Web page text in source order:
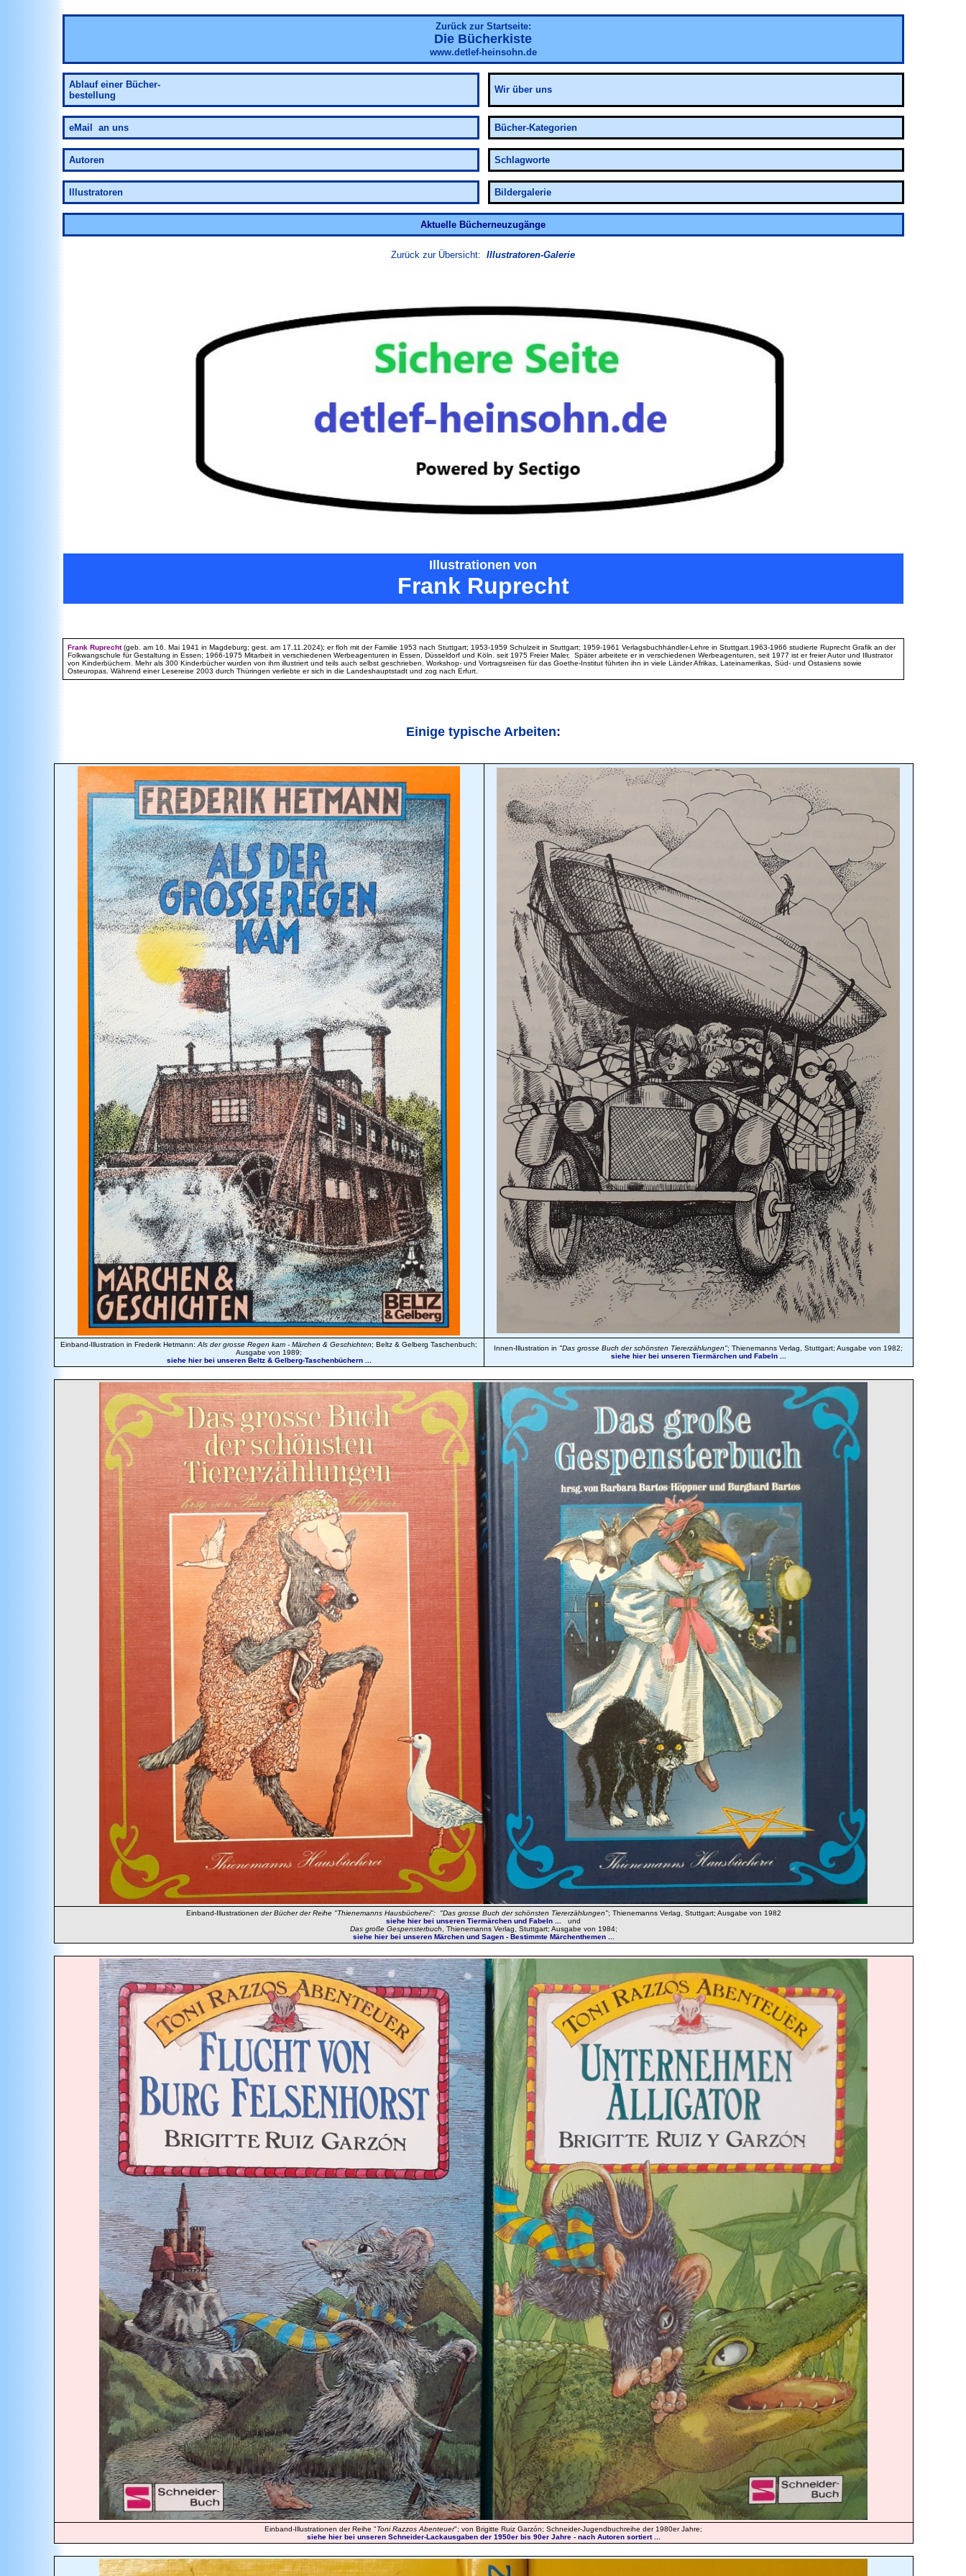
Zurück zur Startseite:
Die Bücherkiste
www.detlef-heinsohn.de
Ablauf einer Bücher-
bestellung
Wir über uns
eMail an uns Bücher-Kategorien
Autoren Schlagworte
Illustratoren Bildergalerie
Aktuelle Bücherneuzugänge
Zurück zur Übersicht: Illustratoren-Galerie
Illustrationen von
Frank Ruprecht
Frank Ruprecht(geb. am 16. Mai 1941 in Magdeburg; gest. am 17.11.2024); er floh mit der Familie 1953 nach Stuttgart; 1953-1959 Schulzeit in Stuttgart; 1959-1961 Verlagsbuchhändler-Lehre in Stuttgart.1963-1966 studierte Ruprecht Grafik an der
Folkwangschule für Gestaltung in Essen; 1966-1975 Mitarbeit in verschiedenen Werbeagenturen in Essen, Düsseldorf und Köln. seit 1975 Freier Maler,
Später arbeitete er in verschiedenen Werbeagenturen, seit 1977 ist er freier Autor und Illustrator
von Kinderbüchern. Mehr als 300 Kinderbücher wurden von ihm illustriert und teils auch selbst geschrieben. Workshop- und Vortragsreisen für das Goethe-Institut führten ihn in viele Länder Afrikas, Lateinamerikas, Süd- und Ostasiens sowie
Osteuropas. Während einer Lesereise 2003 durch Thüringen verliebte er sich in die Landeshauptstadt und zog nach Erfurt.
Einige typische Arbeiten:
Einband-Illustration in Frederik Hetmann: Als der grosse Regen kam - Märchen & Geschichten; Beltz & Gelberg Taschenbuch;
Ausgabe von 1989;
siehe hier bei unseren Beltz & Gelberg-Taschenbüchern ...
Innen-Illustration in "Das grosse Buch der schönsten Tiererzählungen"; Thienemanns Verlag, Stuttgart; Ausgabe von 1982;
siehe hier bei unseren Tiermärchen und Fabeln ...
Einband-Illustrationen der Bücher der Reihe "Thienemanns Hausbücherei": "Das grosse Buch der schönsten Tiererzählungen"; Thienemanns Verlag, Stuttgart; Ausgabe von 1982
siehe hier bei unseren Tiermärchen und Fabeln ...
und
Das große Gespensterbuch , Thienemanns Verlag, Stuttgart; Ausgabe von 1984;
siehe hier bei unseren Märchen und Sagen - Bestimmte Märchenthemen ...
Einband-Illustrationen der Reihe "Toni Razzos Abenteuer"; von Brigitte Ruiz Garzón; Schneider-Jugendbuchreihe der 1980er Jahre;
siehe hier bei unseren Schneider-Lackausgaben der 1950er bis 90er Jahre - nach Autoren sortiert ...